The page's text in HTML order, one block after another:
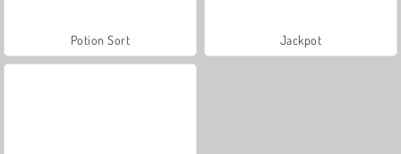
Potion Sort Jackpot